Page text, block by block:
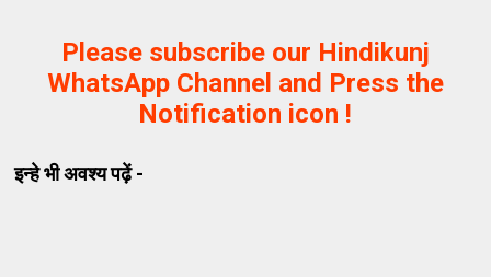
Please subscribe our Hindikunj
WhatsApp Channel and Press the
Notification icon !
इन्हे भी अवश्य पढ़ें -